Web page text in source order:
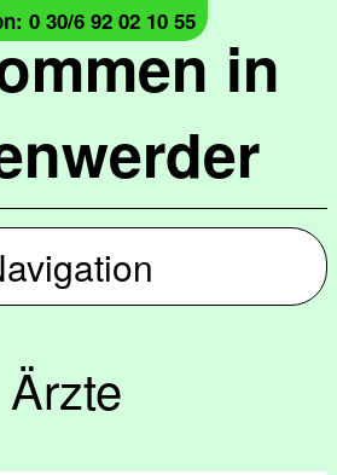
in
0 30/6 92 02 10 55
Ärzte